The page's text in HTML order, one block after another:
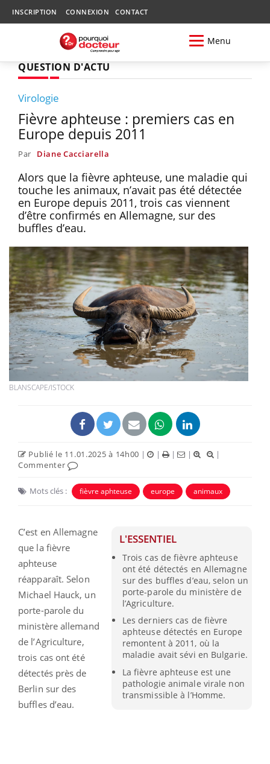
INSCRIPTION CONNEXION CONTACT
Menu
QUESTION D'ACTU
Virologie
Fièvre aphteuse : premiers cas en
Europe depuis 2011
Par Diane Cacciarella
Alors que la fièvre aphteuse, une maladie qui
touche les animaux, n’avait pas été détectée
en Europe depuis 2011, trois cas viennent
d’être confirmés en Allemagne, sur des
buffles d’eau.
BLANSCAPE/ISTOCK
Publié le 11.01.2025 à 14h00 | | | |
|
Commenter
Mots clés : fièvre aphteuse europe animaux
L'ESSENTIEL
Trois cas de fièvre aphteuse
ont été détectés en Allemagne
sur des buffles d’eau, selon un
porte-parole du ministère de
l’Agriculture.
Les derniers cas de fièvre
aphteuse détectés en Europe
remontent à 2011, où la
maladie avait sévi en Bulgarie.
La fièvre aphteuse est une
pathologie animale virale non
transmissible à l’Homme.
C’est en Allemagne
que la fièvre
aphteuse
réapparaît. Selon
Michael Hauck, un
porte-parole du
ministère allemand
de l’Agriculture,
trois cas ont été
détectés près de
Berlin sur des
buffles d’eau.